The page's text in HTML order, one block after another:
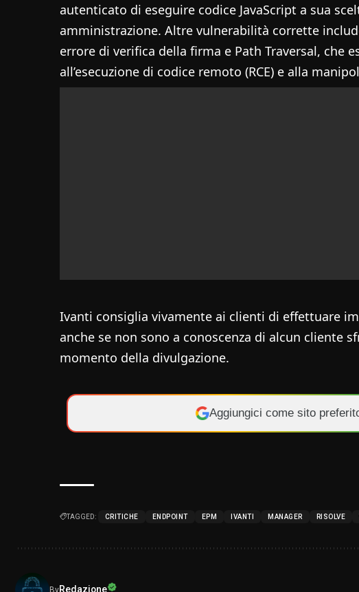
autenticato di eseguire codice JavaScript a sua
amministrazione. Altre vulnerabilità corrette
errore di verifica della firma e Path Traversal, che
all’esecuzione di codice remoto (RCE) e alla
Ivanti consiglia vivamente ai clienti di effettuare
anche se non sono a conoscenza di alcun cliente
momento della divulgazione.
Aggiungici come sito
TAGGED: CRITICHE ENDPOINT EPM IVANTI MANAGER RISOLVE
ByRedazione